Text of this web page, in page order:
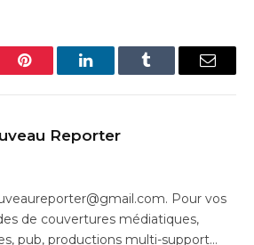
Pinterest LinkedInTumblr Email
Reporter
Pour vos
de couvertures médiatiques,
pub, productions multi-support…